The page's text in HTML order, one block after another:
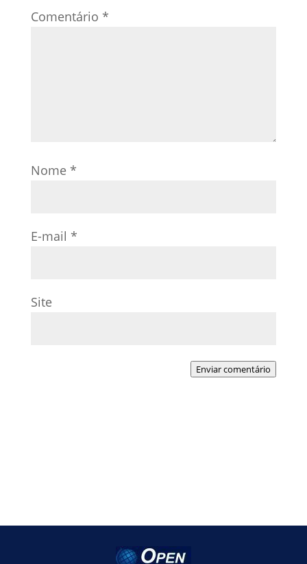
Comentário *
Nome *
E-mail *
Site
Enviar comentário